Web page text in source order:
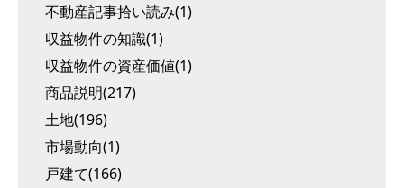
不動産記事拾い読み(1)
収益物件の知識(1)
収益物件の資産価値(1)
商品説明(217)
土地(196)
市場動向(1)
戸建て(166)